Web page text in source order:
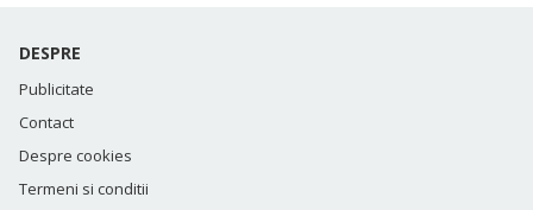
DESPRE
Publicitate
Contact
Despre cookies
Termeni si conditii